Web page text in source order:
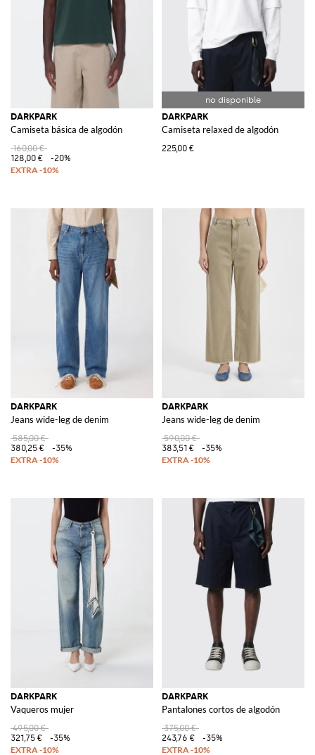
DARKPARK
Camiseta básica de algodón
160,00 €
128,00 €
-20%
DARKPARK
Camiseta relaxed de algodón
225,00 €
DARKPARK
Jeans wide-leg de denim
585,00 €
380,25 €
-35%
DARKPARK
Jeans wide-leg de denim
590,00 €
383,51 €
-35%
DARKPARK
Vaqueros mujer
495,00 €
321,75 €
-35%
DARKPARK
Pantalones cortos de algodón
375,00 €
243,76 €
-35%